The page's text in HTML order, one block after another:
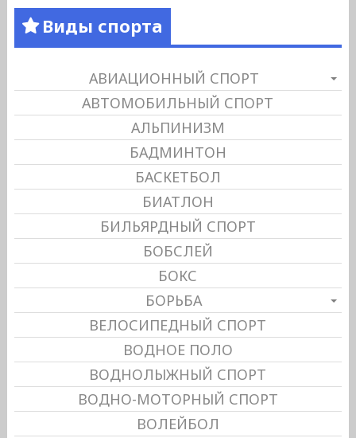
Виды спорта
АВИАЦИОННЫЙ СПОРТ
АВТОМОБИЛЬНЫЙ СПОРТ
АЛЬПИНИЗМ
БАДМИНТОН
БАСКЕТБОЛ
БИАТЛОН
БИЛЬЯРДНЫЙ СПОРТ
БОБСЛЕЙ
БОКС
БОРЬБА
ВЕЛОСИПЕДНЫЙ СПОРТ
ВОДНОЕ ПОЛО
ВОДНОЛЫЖНЫЙ СПОРТ
ВОДНО-МОТОРНЫЙ СПОРТ
ВОЛЕЙБОЛ